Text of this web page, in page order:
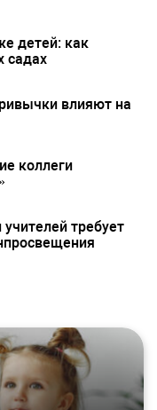
детей: как
садах
влияют на
коллеги
требует